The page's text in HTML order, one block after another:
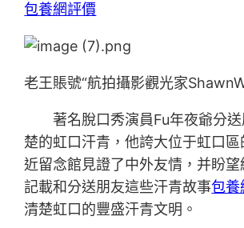
包養網評價
老王賬號“航拍攝影觀光家
著名脫口秀演員Fu年夜爺分送
楚的虹口汗青，他誇大位于虹口
近留念館見證了中外友情，并盼
記載和分送朋友這些汗青故事包養
清楚虹口的豐盛汗青文明。